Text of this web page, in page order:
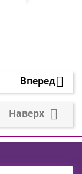
Вперед
Наверх 